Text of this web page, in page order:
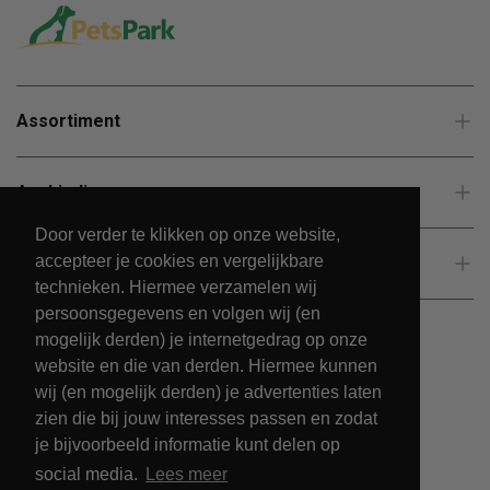
Door verder te klikken op onze website,
accepteer je cookies en vergelijkbare
technieken. Hiermee verzamelen wij
persoonsgegevens en volgen wij (en
mogelijk derden) je internetgedrag op onze
website en die van derden. Hiermee kunnen
wij (en mogelijk derden) je advertenties laten
zien die bij jouw interesses passen en zodat
je bijvoorbeeld informatie kunt delen op
social media.
Lees meer
Assortiment
Aanbiedingen
Klantenservice